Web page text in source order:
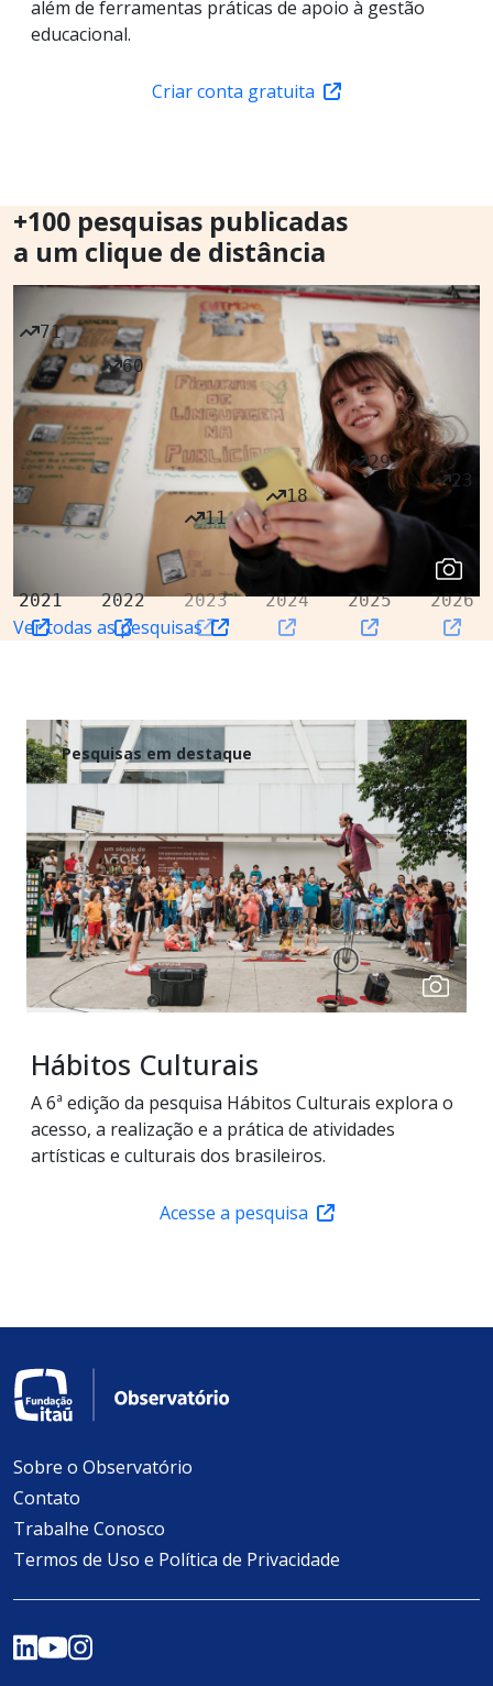
além de ferramentas práticas de apoio à gestão
educacional.
Criar conta gratuita
+100 pesquisas publicadas
a um clique de distância
Ver todas as pesquisas
71
2021
60
2022
11
2023
18
2024
29
2025
23
2026
Pesquisas em destaque
Hábitos Culturais
A 6ª edição da pesquisa Hábitos Culturais explora o
acesso, a realização e a prática de atividades
artísticas e culturais dos brasileiros.
Acesse a pesquisa
Sobre o Observatório
Contato
Trabalhe Conosco
Termos de Uso e Política de Privacidade